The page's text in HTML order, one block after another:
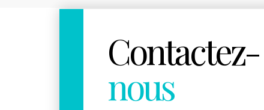
Contactez-
nous